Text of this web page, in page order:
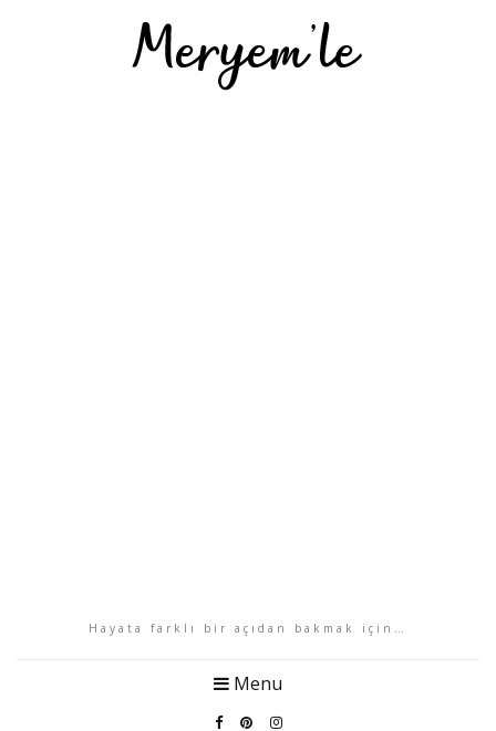
Hayata farklı bir açıdan bakmak için…
Menu